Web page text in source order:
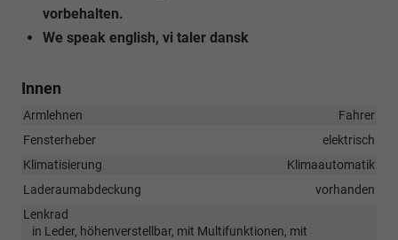
vorbehalten.
We speak english, vi taler dansk
Innen
Armlehnen
Fahrer
Fensterheber
elektrisch
Klimatisierung
Klimaautomatik
Laderaumabdeckung
vorhanden
Lenkrad
in Leder, höhenverstellbar, mit Multifunktionen, mit